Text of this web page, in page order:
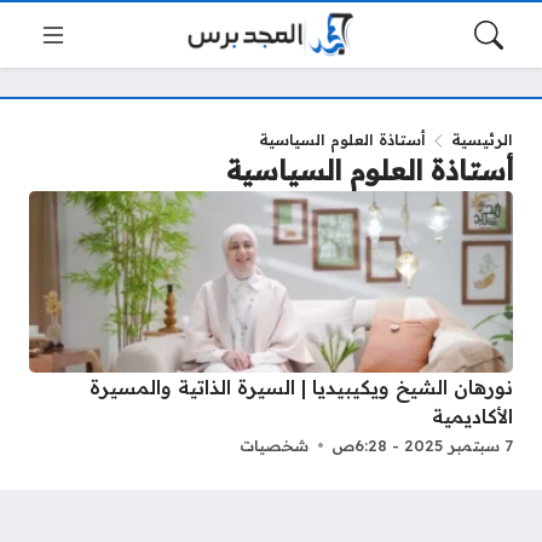
الرئيسية أستاذة العلوم السياسية
أستاذة العلوم السياسية
نورهان الشيخ ويكيبيديا | السيرة الذاتية والمسيرة
الأكاديمية
7 سبتمبر 2025 - 6:28ص شخصيات